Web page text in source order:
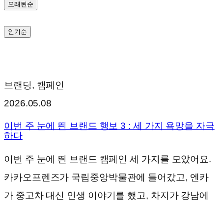
오래된순
인기순
브랜딩, 캠페인
2026.05.08
이번 주 눈에 띈 브랜드 행보 3 : 세 가지 욕망을 자극
하다
이번 주 눈에 띈 브랜드 캠페인 세 가지를 모았어요.
카카오프렌즈가 국립중앙박물관에 들어갔고, 엔카
가 중고차 대신 인생 이야기를 했고, 차지가 강남에